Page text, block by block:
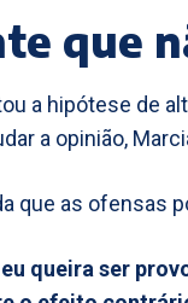
que
a hipótese de
a opinião,
que as ofensas
eu queira ser